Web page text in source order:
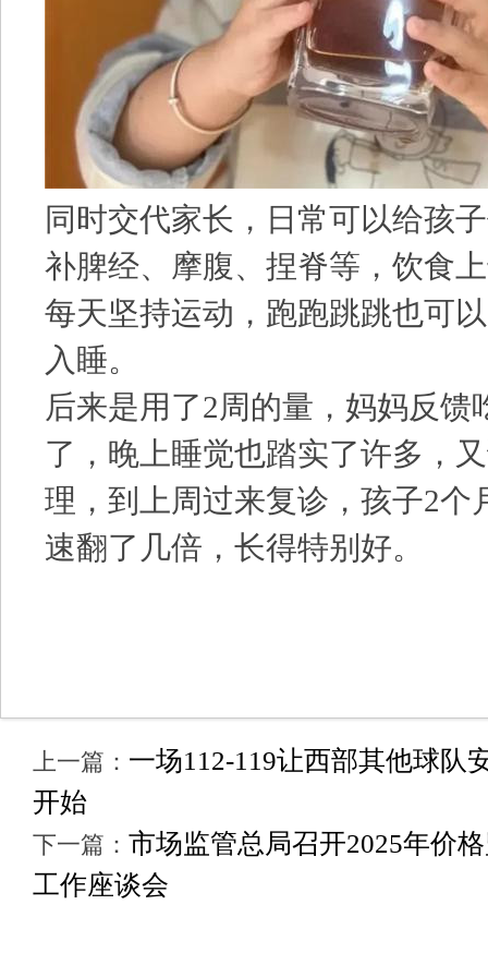
同时交代家长，日常可以给孩
补脾经、摩腹、捏脊等，饮食
每天坚持运动，跑跑跳跳也可
入睡。
后来是用了2周的量，妈妈反馈
了，晚上睡觉也踏实了许多，
理，到上周过来复诊，孩子2个
速翻了几倍，长得特别好。
上一篇： 一场112-119让西部其他球队
开始
下一篇： 市场监管总局召开2025年价
工作座谈会